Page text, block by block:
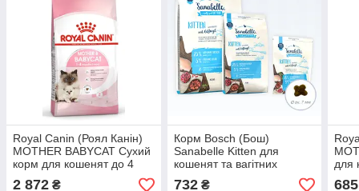
Royal Canin (Роял Канін)
MOTHER BABYCAT Сухий
корм для кошенят до 4
2 872 ₴
Корм Bosch (Бош)
Sanabelle Kitten для
кошенят та вагітних
732₴
для
685